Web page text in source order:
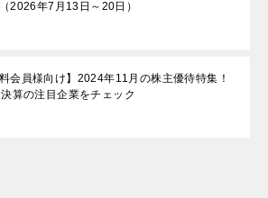
2026年7月13日～20日）
料会員様向け】2024年11月の株主優待特集！
算の注目企業をチェック